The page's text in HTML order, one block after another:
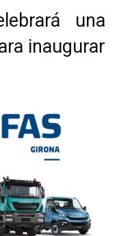
una
inaugurar